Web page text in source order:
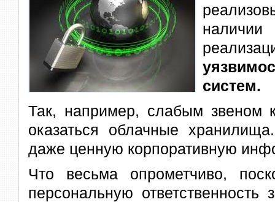
систем.
Так, например, слабым звеном
оказаться облачные
даже ценную корпоративную
Что весьма опрометчиво,
персональную ответственность